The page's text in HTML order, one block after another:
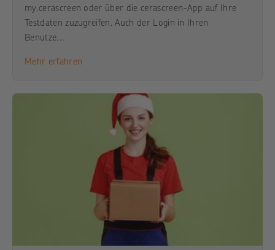
my.cerascreen oder über die cerascreen-App auf Ihre
Testdaten zuzugreifen. Auch der Login in Ihren
Benutze...
Mehr erfahren